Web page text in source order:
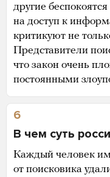
другие
на доступ к
критикуют не
Представители
что закон очень
постоянными
6
В чем суть
Каждый человек
от поисковика